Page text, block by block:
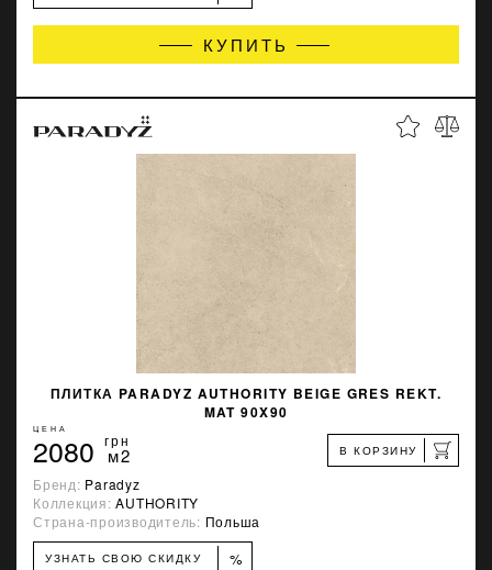
КУПИТЬ
ПЛИТКА PARADYZ AUTHORITY BEIGE GRES REKT.
MAT 90X90
ЦЕНА
2080 грн
м2 В КОРЗИНУ
Бренд: Paradyz
Коллекция:AUTHORITY
Страна-производитель: Польша
УЗНАТЬ СВОЮ СКИДКУ %